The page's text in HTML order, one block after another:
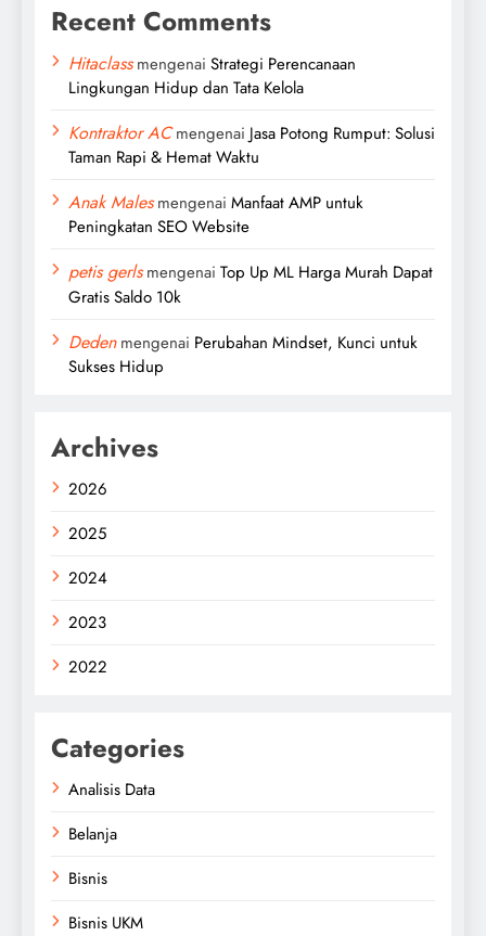
Recent Comments
Hitaclassmengenai Strategi Perencanaan
Lingkungan Hidup dan Tata Kelola
Kontraktor ACmengenai Jasa Potong Rumput: Solusi
Taman Rapi & Hemat Waktu
Anak Malesmengenai Manfaat AMP untuk
Peningkatan SEO Website
petis gerlsmengenai Top Up ML Harga Murah Dapat
Gratis Saldo 10k
Dedenmengenai Perubahan Mindset, Kunci untuk
Sukses Hidup
Archives
2026
2025
2024
2023
2022
Categories
Analisis Data
Belanja
Bisnis
Bisnis UKM